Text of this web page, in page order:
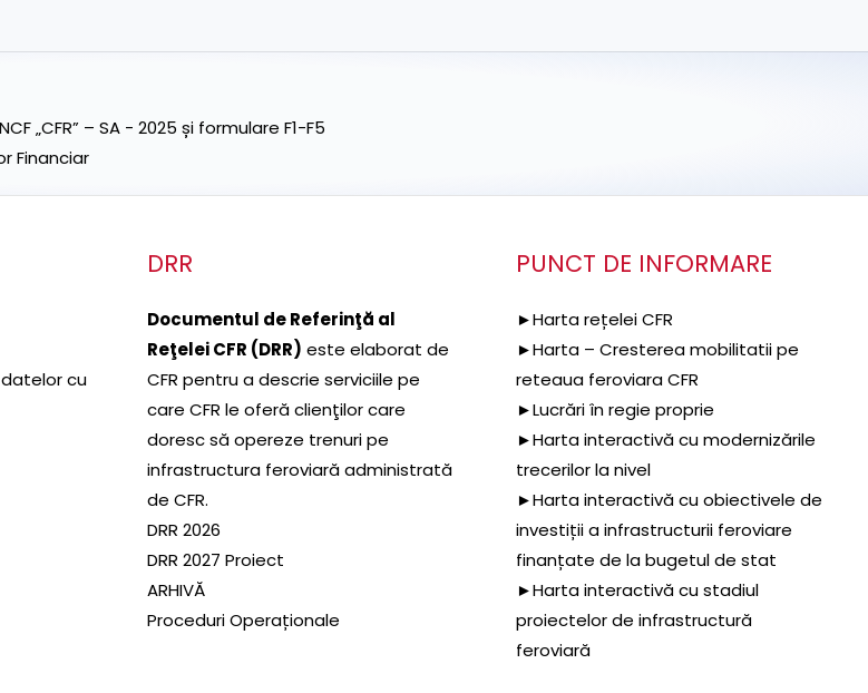
„CFR” – SA - 2025 și formulare F1-F5
Financiar
cu
DRR
Documentul de Referinţă al
Reţelei CFR (DRR) este elaborat de
CFR pentru a descrie serviciile pe
care CFR le oferă clienţilor care
doresc să opereze trenuri pe
infrastructura feroviară administrată
de CFR.
DRR 2026
DRR 2027 Proiect
ARHIVĂ
Proceduri Operaționale
PUNCT DE INFORMARE
►Harta rețelei CFR
►Harta – Cresterea mobilitatii pe
reteaua feroviara CFR
►Lucrări în regie proprie
►Harta interactivă cu modernizările
trecerilor la nivel
►Harta interactivă cu obiectivele de
investiții a infrastructurii feroviare
finanțate de la bugetul de stat
►Harta interactivă cu stadiul
proiectelor de infrastructură
feroviară